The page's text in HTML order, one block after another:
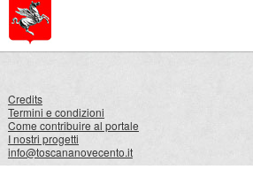
Credits
Termini e condizioni
Come contribuire al portale
I nostri progetti
info@toscananovecento.it